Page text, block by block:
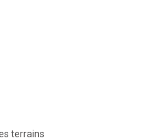
terrains